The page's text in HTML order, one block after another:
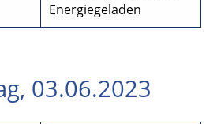
Energiegeladen
03.06.2023